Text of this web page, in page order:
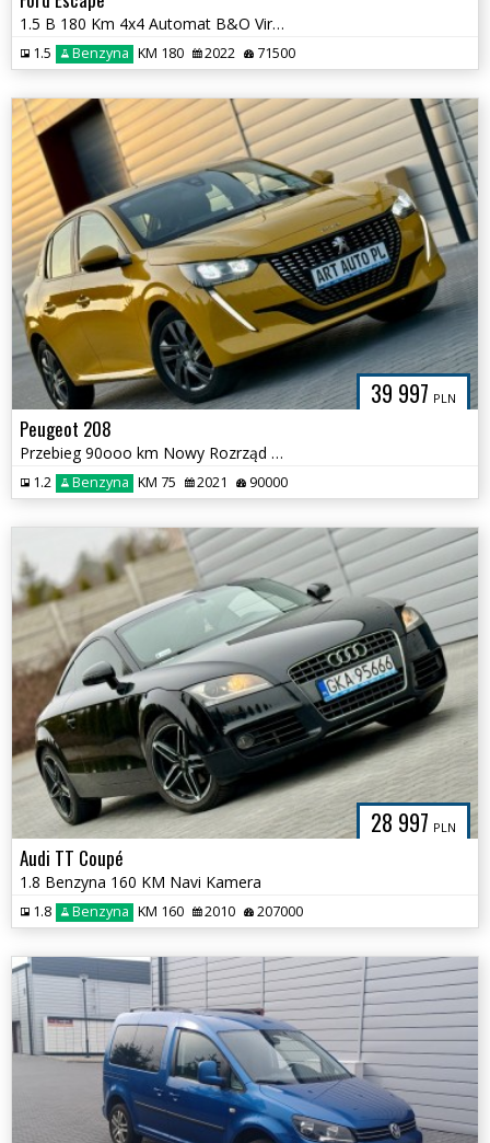
1.5 B 180 Km 4x4 Automat B&O Virtual
1.5 Benzyna KM 180 2022 71500
39 997 PLN
Peugeot 208
Przebieg 90ooo km Nowy Rozrząd Pełen serwis
1.2 Benzyna KM 75 2021 90000
28 997 PLN
Audi TT Coupé
1.8 Benzyna 160 KM Navi Kamera
1.8 Benzyna KM 160 2010 207000